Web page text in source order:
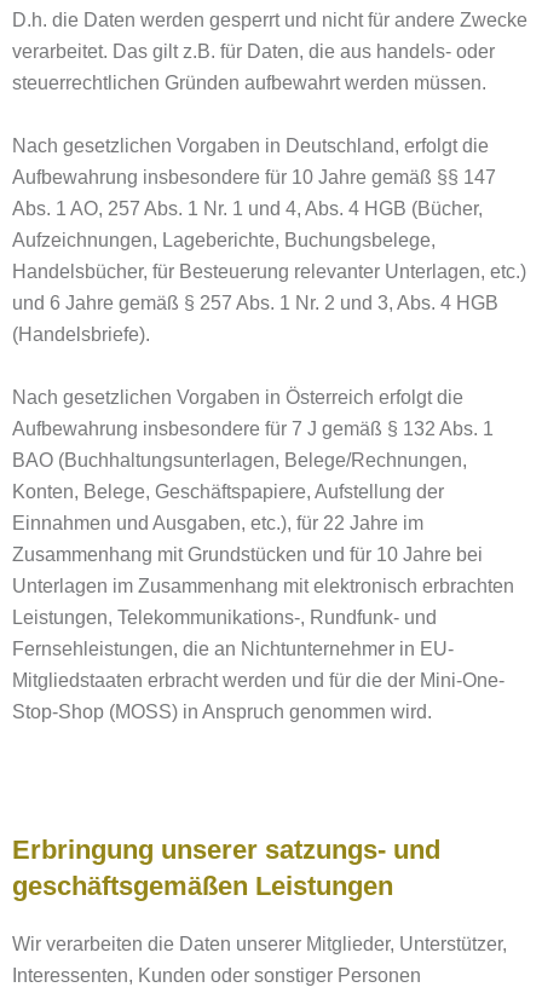
D.h. die Daten werden gesperrt und nicht für andere Zwecke
verarbeitet. Das gilt z.B. für Daten, die aus handels- oder
steuerrechtlichen Gründen aufbewahrt werden müssen.
Nach gesetzlichen Vorgaben in Deutschland, erfolgt die
Aufbewahrung insbesondere für 10 Jahre gemäß §§ 147
Abs. 1 AO, 257 Abs. 1 Nr. 1 und 4, Abs. 4 HGB (Bücher,
Aufzeichnungen, Lageberichte, Buchungsbelege,
Handelsbücher, für Besteuerung relevanter Unterlagen, etc.)
und 6 Jahre gemäß § 257 Abs. 1 Nr. 2 und 3, Abs. 4 HGB
(Handelsbriefe).
Nach gesetzlichen Vorgaben in Österreich erfolgt die
Aufbewahrung insbesondere für 7 J gemäß § 132 Abs. 1
BAO (Buchhaltungsunterlagen, Belege/Rechnungen,
Konten, Belege, Geschäftspapiere, Aufstellung der
Einnahmen und Ausgaben, etc.), für 22 Jahre im
Zusammenhang mit Grundstücken und für 10 Jahre bei
Unterlagen im Zusammenhang mit elektronisch erbrachten
Leistungen, Telekommunikations-, Rundfunk- und
Fernsehleistungen, die an Nichtunternehmer in EU-
Mitgliedstaaten erbracht werden und für die der Mini-One-
Stop-Shop (MOSS) in Anspruch genommen wird.
Erbringung unserer satzungs- und
geschäftsgemäßen Leistungen
Wir verarbeiten die Daten unserer Mitglieder, Unterstützer,
Interessenten, Kunden oder sonstiger Personen